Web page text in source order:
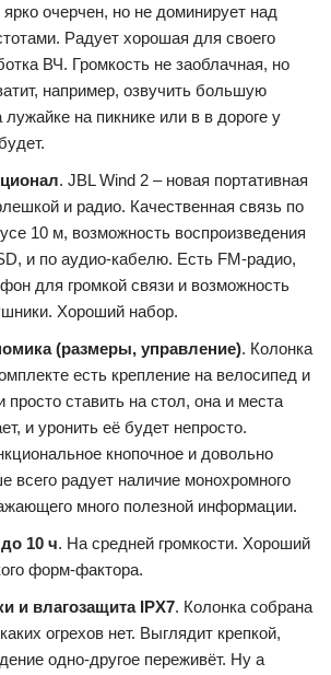
очерчен, но не доминирует над
Радует хорошая для своего
ВЧ. Громкость не заоблачная, но
например, озвучить большую
лужайке на пикнике или в в дороге у
. JBL Wind 2 – новая портативная
и радио. Качественная связь по
10 м, возможность воспроизведения
и по аудио-кабелю. Есть FM-радио,
для громкой связи и возможность
Хороший набор.
(размеры, управление). Колонка
есть крепление на велосипед и
просто ставить на стол, она и места
и уронить её будет непросто.
кнопочное и довольно
всего радует наличие монохромного
много полезной информации.
10 ч. На средней громкости. Хороший
форм-фактора.
и влагозащита IPX7. Колонка собрана
огрехов нет. Выглядит крепкой,
одно-другое переживёт. Ну а